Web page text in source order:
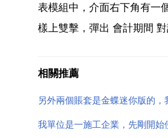
表模組中，介面右下角有一
樣上雙擊，彈出 會計期間
相關推薦
另外兩個賬套是金蝶迷你版的
我單位是一施工企業，先剛開